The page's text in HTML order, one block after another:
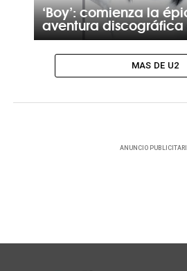
‘Boy’: comienza la
aventura discográfica
MAS DE U2
ANUNCIO